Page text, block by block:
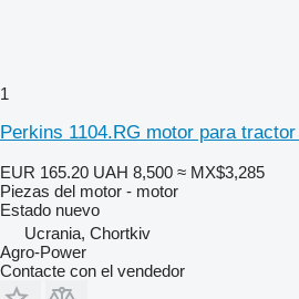
1
Perkins 1104.RG motor para
EUR 165.20 UAH 8,500 ≈ MX$3,285
Piezas del motor - motor
Estado nuevo
Ucrania, Chortkiv
Agro-Power
Contacte con el vendedor